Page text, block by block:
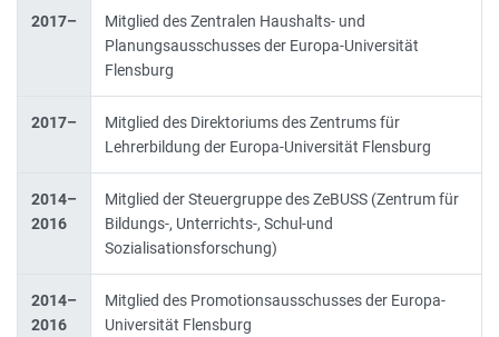
2017–
Mitglied des Zentralen Haushalts- und
Planungsausschusses der Europa-Universität
Flensburg
2017–
Mitglied des Direktoriums des Zentrums für
Lehrerbildung der Europa-Universität Flensburg
2014–
2016
Mitglied der Steuergruppe des ZeBUSS (Zentrum für
Bildungs-, Unterrichts-, Schul-und
Sozialisationsforschung)
2014–
2016
Mitglied des Promotionsausschusses der Europa-
Universität Flensburg